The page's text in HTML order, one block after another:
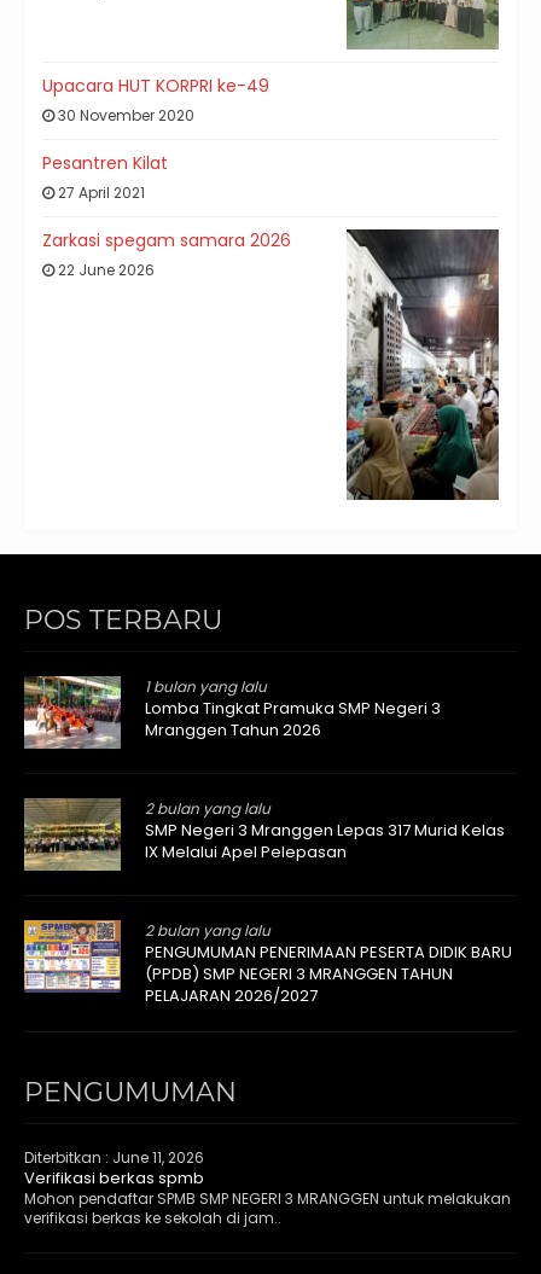
Upacara HUT KORPRI ke-49
30 November 2020
Pesantren Kilat
27 April 2021
Zarkasi spegam samara 2026
22 June 2026
POS TERBARU
1 bulan yang lalu
Lomba Tingkat Pramuka SMP Negeri 3
Mranggen Tahun 2026
2 bulan yang lalu
SMP Negeri 3 Mranggen Lepas 317 Murid Kelas
IX Melalui Apel Pelepasan
2 bulan yang lalu
PENGUMUMAN PENERIMAAN PESERTA DIDIK BARU
(PPDB) SMP NEGERI 3 MRANGGEN TAHUN
PELAJARAN 2026/2027
PENGUMUMAN
Diterbitkan : June 11, 2026
Verifikasi berkas spmb
Mohon pendaftar SPMB SMP NEGERI 3 MRANGGEN untuk melakukan
verifikasi berkas ke sekolah di jam..